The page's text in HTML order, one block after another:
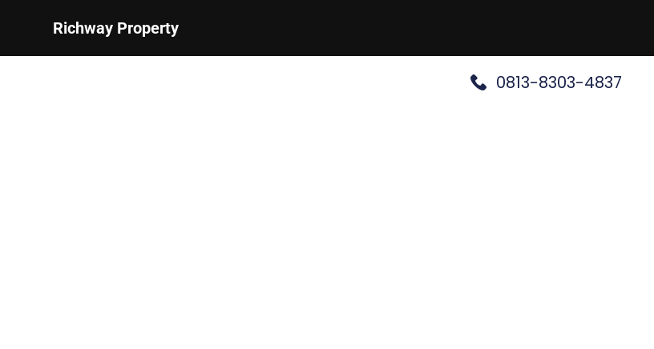
0813-8303-4837
Richway Property